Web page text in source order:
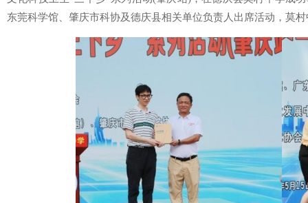
东莞科学馆、肇庆市科协及德庆县相关单位负责人出席活动，莫